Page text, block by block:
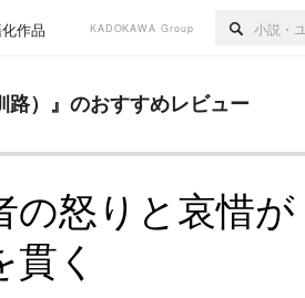
作品 KADOKAWA Group
） 』のおすすめレビュー
の怒りと哀惜が
貫く